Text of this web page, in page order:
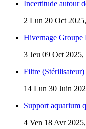
Incertitude autour
2 Lun 20 Oct
Hivernage Groupe
3 Jeu 09 Oct 2025,
Filtre
14 Lun 30 Juin
Support aquarium
4 Ven 18 Avr